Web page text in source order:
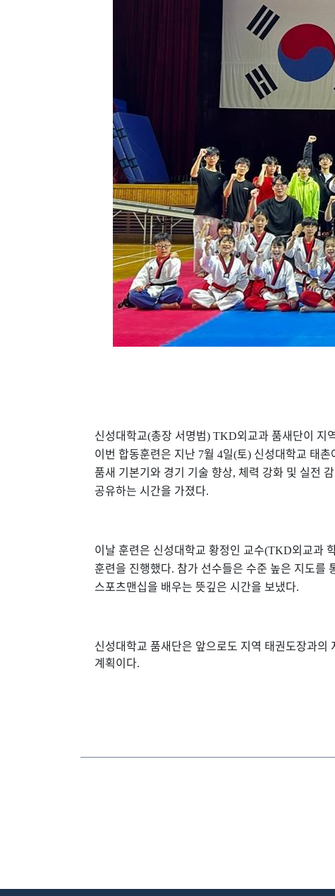
신성대학교(총장 서명범) TKD외교과 품새단이 지
이번 합동훈련은 지난 7월 4일(토) 신성대학교 태
품새 기본기와 경기 기술 향상, 체력 강화 및 실전
공유하는 시간을 가졌다.
이날 훈련은 신성대학교 황정인 교수(TKD외교과
훈련을 진행했다. 참가 선수들은 수준 높은 지도를
스포츠맨십을 배우는 뜻깊은 시간을 보냈다.
신성대학교 품새단은 앞으로도 지역 태권도장과
계획이다.